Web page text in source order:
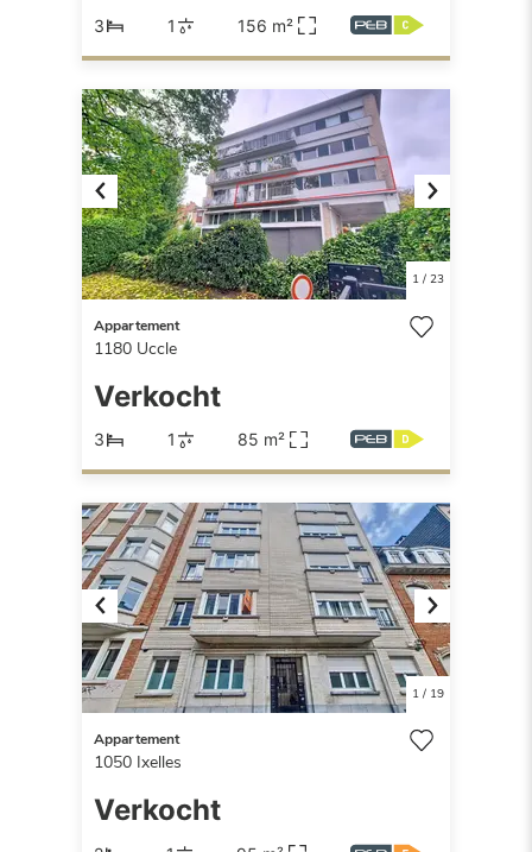
3 1 156 m²
Previous Next
1/ 23
Appartement
1180 Uccle
Verkocht
3 1 85 m²
Previous Next
1/ 19
Appartement
1050 Ixelles
Verkocht